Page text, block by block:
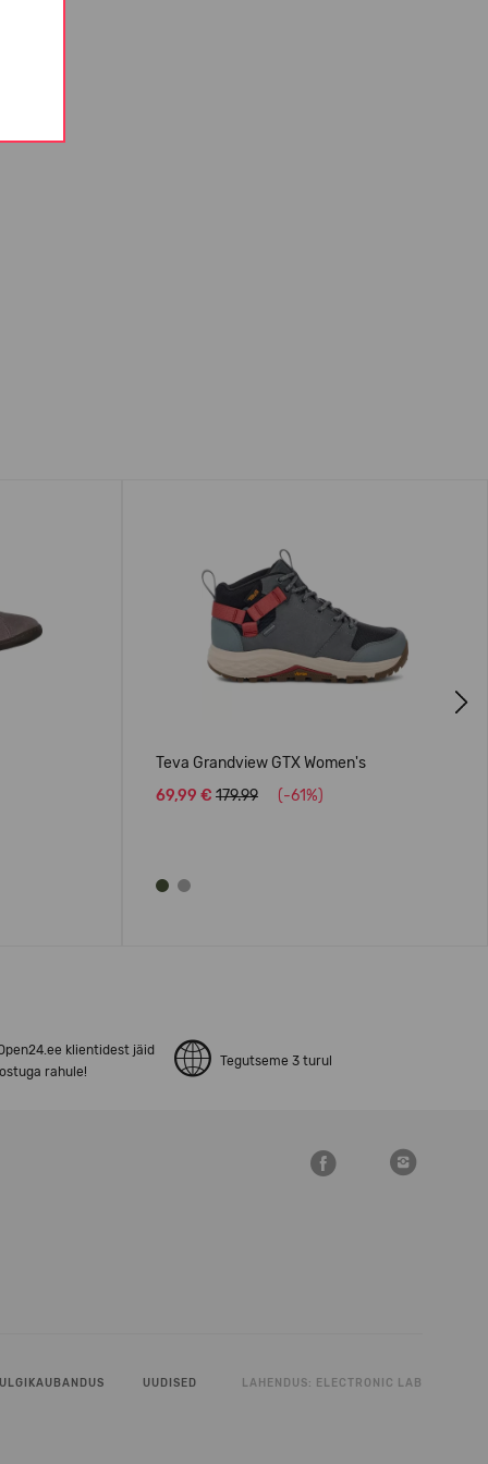
Teva Grandview GTX Women's
69,99 € 179.99 (-61%)
klientidest jäid
rahule!
Tegutseme 3 turul
UUDISED LAHENDUS: ELECTRONIC LAB